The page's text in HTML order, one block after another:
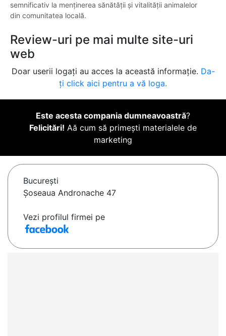
semnificativ la menținerea sănătății și vitalității animalelor
din comunitatea locală.
Review-uri pe mai multe site-uri
web
Doar userii logați au acces la această informație. Da-
ți click aici pentru a vă loga.
Este acesta compania dumneavoastră?
Felicitări! Aă cum să primești materialele de
marketing
Bucureşti
Șoseaua Andronache 47
Vezi profilul firmei pe